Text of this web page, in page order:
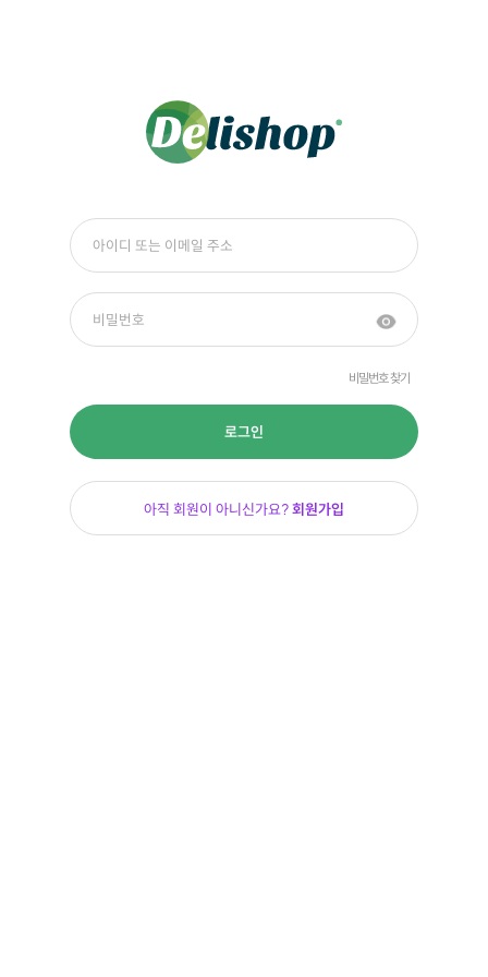
비밀번호 찾기
로그인
아직 회원이 아니신가요?회원가입